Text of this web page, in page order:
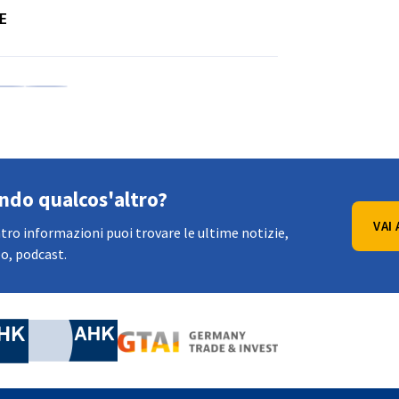
qualcos'altro?
informazioni puoi trovare le ultime notizie,
podcast.
VAI
of Commerce and Industry
Chamber of Commerce and Industry
AHK.de